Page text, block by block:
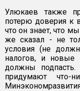
Улюкаев также
потерю доверия к
что он знает, что
же сказал - не
условия (не
налогов, и новые
должны
придумают что-